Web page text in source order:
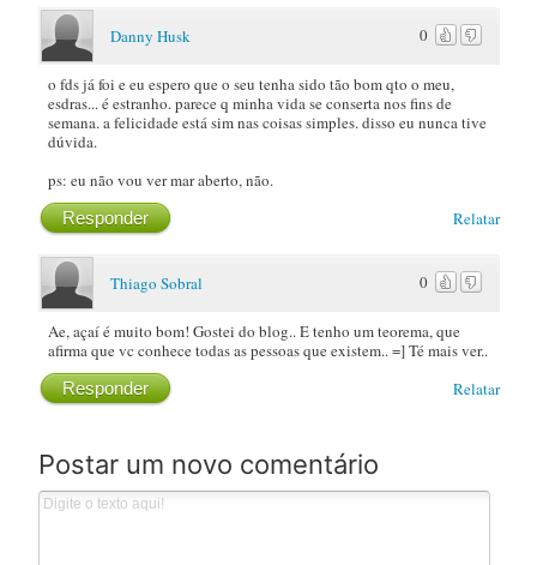
0
Danny Husk
o fds já foi e eu espero que o seu tenha sido tão bom qto o meu,
esdras... é estranho. parece q minha vida se conserta nos fins de
semana. a felicidade está sim nas coisas simples. disso eu nunca tive
dúvida.
ps: eu não vou ver mar aberto, não.
Relatar
Responder
0
Thiago Sobral
Ae, açaí é muito bom! Gostei do blog.. E tenho um teorema, que
afirma que vc conhece todas as pessoas que existem.. =] Té mais ver..
Relatar
Responder
Postar um novo comentário